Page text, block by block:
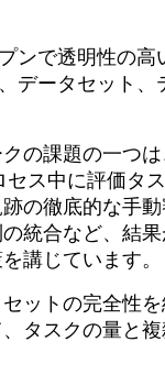
ンで透明性の高
、データセット、
の課題の一つ
セス中に評価タ
の徹底的な手
統合など、結
講じています。
ットの完全性
タスクの量と